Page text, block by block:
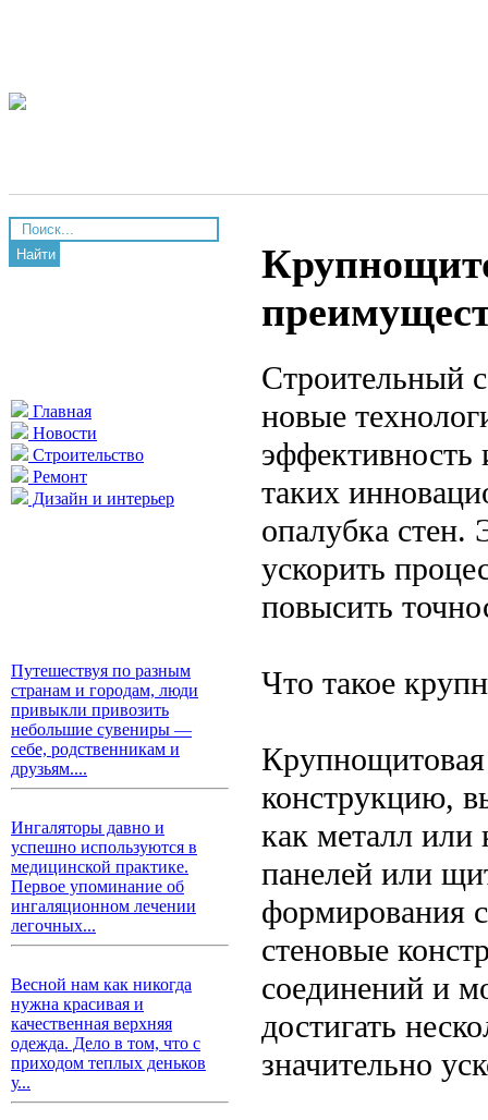
Найти
Главная
Новости
Строительство
Ремонт
Дизайн и интерьер
Путешествуя по разным
странам и городам, люди
привыкли привозить
небольшие сувениры —
себе, родственникам и
друзьям....
Ингаляторы давно и
успешно используются в
медицинской практике.
Первое упоминание об
ингаляционном лечении
легочных...
Весной нам как никогда
нужна красивая и
качественная верхняя
одежда. Дело в том, что с
приходом теплых деньков
у...
Строительный
новые
эффективность
таких
опалубка стен.
ускорить
повысить
Что такое
Крупнощитовая
конструкцию,
как металл
панелей или
формирования
стеновые
соединений и
достигать
значительно